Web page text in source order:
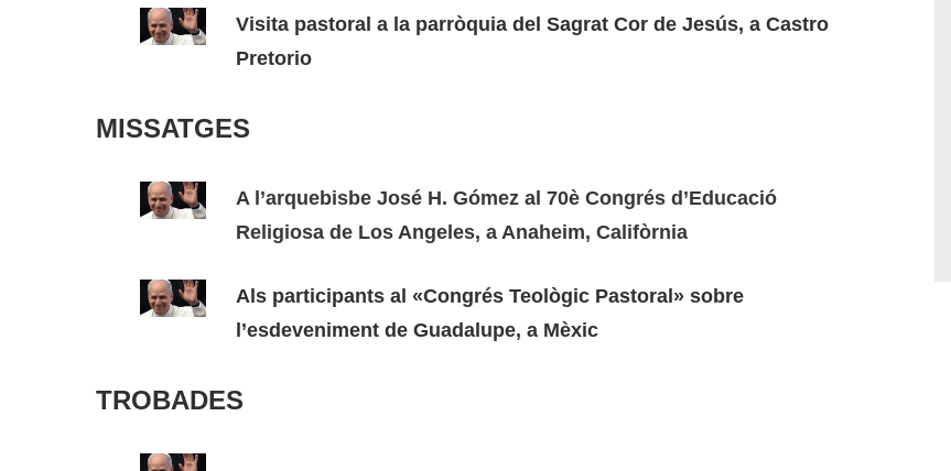
Visita pastoral a la parròquia del Sagrat Cor de Jesús, a Castro
Pretorio
MISSATGES
A l’arquebisbe José H. Gómez al 70è Congrés d’Educació
Religiosa de Los Angeles, a Anaheim, Califòrnia
Als participants al «Congrés Teològic Pastoral» sobre
l’esdeveniment de Guadalupe, a Mèxic
TROBADES